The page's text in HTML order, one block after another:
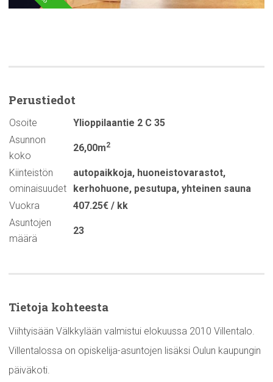
Perustiedot
Osoite
Ylioppilaantie 2 C 35
Asunnon
koko
26,00m2
Kiinteistön
ominaisuudet
autopaikkoja, huoneistovarastot,
kerhohuone, pesutupa, yhteinen sauna
Vuokra
407.25€ / kk
Asuntojen
määrä
23
Tietoja kohteesta
Viihtyisään Välkkylään valmistui elokuussa 2010 Villentalo.
Villentalossa on opiskelija-asuntojen lisäksi Oulun kaupungin
päiväkoti.